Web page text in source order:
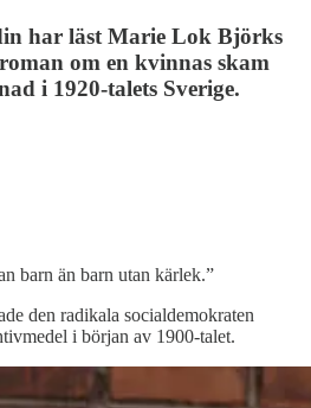
har läst Marie Lok Björks
om en kvinnas skam
i 1920-talets Sverige.
barn än barn utan kärlek.”
den radikala socialdemokraten
i början av 1900-talet.